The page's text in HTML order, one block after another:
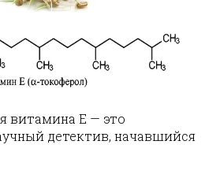
витамина E — это
детектив, начавшийся